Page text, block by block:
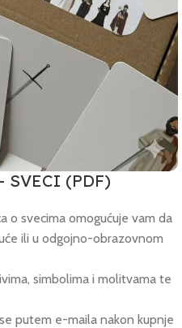
SVECI (PDF)
o svecima omogućuje vam da
ili u odgojno-obrazovnom
simbolima i molitvama te
putem e-maila nakon kupnje